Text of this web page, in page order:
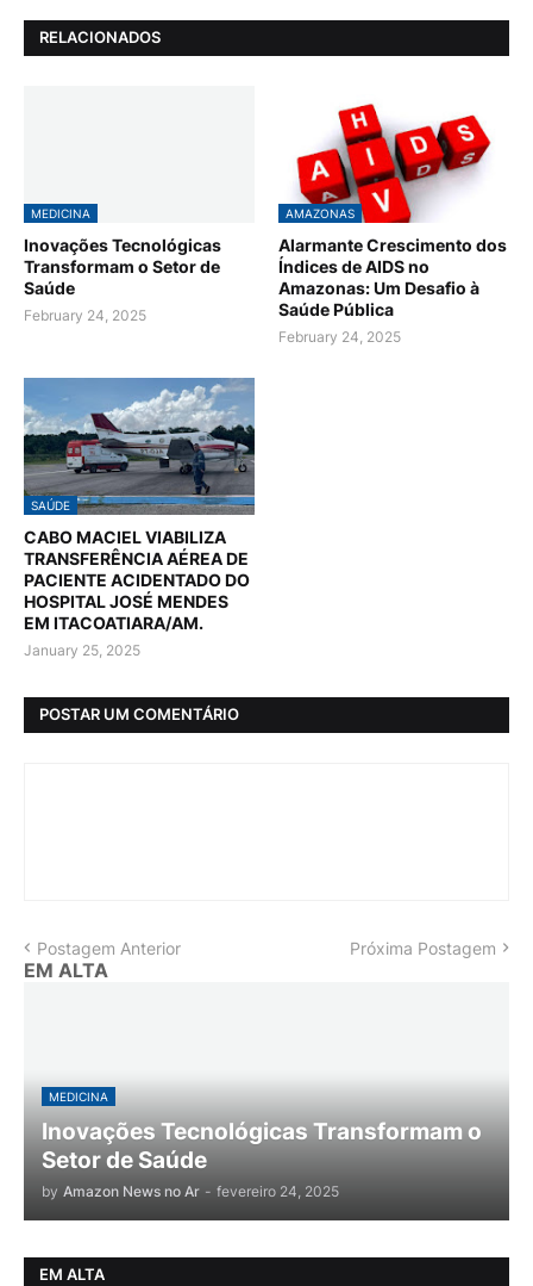
RELACIONADOS
MEDICINA
Inovações Tecnológicas
Transformam o Setor de
Saúde
February 24, 2025
AMAZONAS
Alarmante Crescimento dos
Índices de AIDS no
Amazonas: Um Desafio à
Saúde Pública
February 24, 2025
SAÚDE
CABO MACIEL VIABILIZA
TRANSFERÊNCIA AÉREA DE
PACIENTE ACIDENTADO DO
HOSPITAL JOSÉ MENDES
EM ITACOATIARA/AM.
January 25, 2025
POSTAR UM COMENTÁRIO
Postagem Anterior Próxima Postagem
EM ALTA
MEDICINA
Inovações Tecnológicas Transformam o
Setor de Saúde
by Amazon News no Ar - fevereiro 24, 2025
EM ALTA